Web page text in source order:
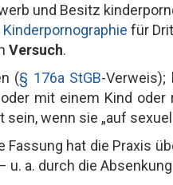
und Besitz
Kinderpornographie für
Versuch.
(§ 176a StGB-Verweis);
mit einem Kind
wenn sie „auf
Fassung hat die Praxis
a. durch die